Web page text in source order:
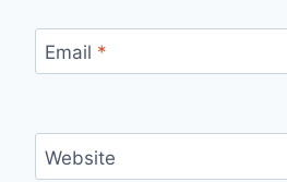
Email *
Website